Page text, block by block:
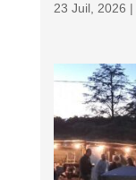
23 Juil, 2026 |